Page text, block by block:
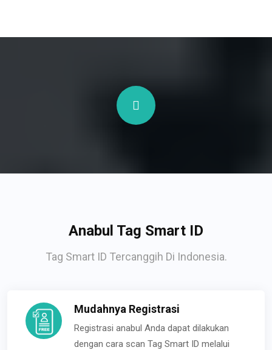
Anabul Tag Smart ID
Tag Smart ID Tercanggih Di Indonesia.
Mudahnya Registrasi
Registrasi anabul Anda dapat dilakukan
dengan cara scan Tag Smart ID melalui